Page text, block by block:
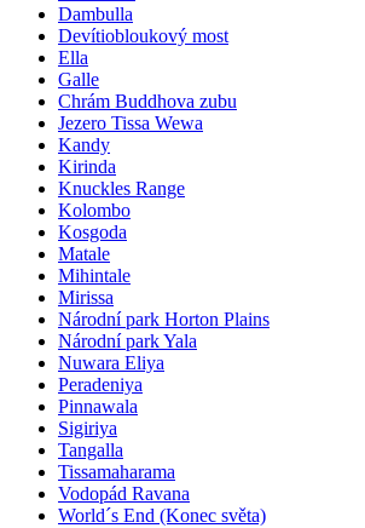
Dambulla
Devítiobloukový most
Ella
Galle
Chrám Buddhova zubu
Jezero Tissa Wewa
Kandy
Kirinda
Knuckles Range
Kolombo
Kosgoda
Matale
Mihintale
Mirissa
Národní park Horton Plains
Národní park Yala
Nuwara Eliya
Peradeniya
Pinnawala
Sigiriya
Tangalla
Tissamaharama
Vodopád Ravana
World´s End (Konec světa)